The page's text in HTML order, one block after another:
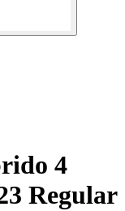
4
Regular